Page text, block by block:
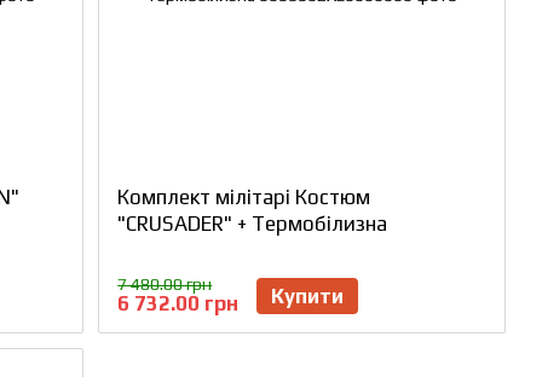
Комплект мілітарі Костюм
"CRUSADER" + Термобілизна
7 480.00 грн
6 732.00 грн Купити